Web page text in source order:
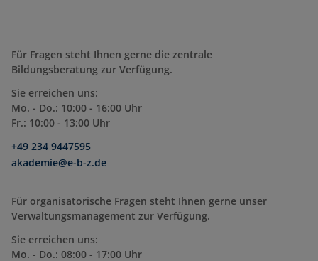
Für Fragen steht Ihnen gerne die zentrale
Bildungsberatung zur Verfügung.
Sie erreichen uns:
Mo. - Do.: 10:00 - 16:00 Uhr
Fr.: 10:00 - 13:00 Uhr
+49 234 9447595
akademie@e-b-z.de
Für organisatorische Fragen steht Ihnen gerne unser
Verwaltungsmanagement zur Verfügung.
Sie erreichen uns:
Mo. - Do.: 08:00 - 17:00 Uhr